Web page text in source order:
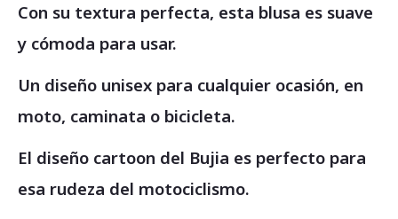
Con su textura perfecta, esta blusa es suave
y cómoda para usar.
Un diseño unisex para cualquier ocasión, en
moto, caminata o bicicleta.
El diseño cartoon del Bujia es perfecto para
esa rudeza del motociclismo.